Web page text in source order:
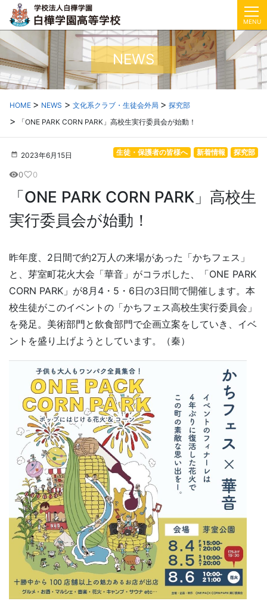
MENU
NEWS
HOME NEWS 文化系クラブ・生徒会外局
探究部
「ONE PARK CORN PARK」高校生実行委員会が始動！
2023年6月15日 探究部
新着情報
生徒・保護者の皆様へ
visibility0favorite_border0
「ONE PARK CORN PARK」高校生
実行委員会が始動！
昨年度、2日間で約2万人の来場があった「かちフェス」
と、芽室町花火大会「華音」がコラボした、「ONE PARK
CORN PARK」が8月4・5・6日の3日間で開催します。本
校生徒がこのイベントの「かちフェス高校生実行委員会」
を発足。美術部門と飲食部門で企画立案をしていき、イベ
ントを盛り上げようとしています。（秦）